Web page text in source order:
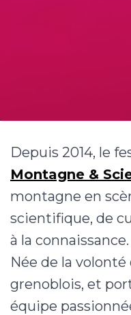
Depuis 2014, le
Montagne &
montagne en
scientifique, de
à la connaissance.
Née de la
grenoblois, et
équipe